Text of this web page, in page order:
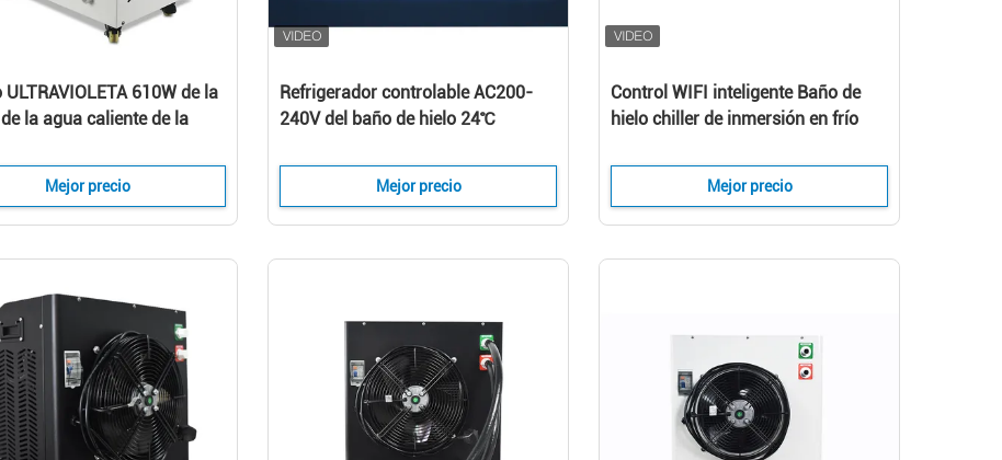
ULTRAVIOLETA 610W de la
la agua caliente de la
Mejor precio
Refrigerador controlable AC200-
240V del baño de hielo 24℃
Mejor precio
Control WIFI inteligente Baño de
hielo chiller de inmersión en frío
chiller de agua 1hp
Mejor precio